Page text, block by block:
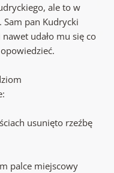
ale to w
pan Kudrycki
udało mu się co
usunięto rzeźbę
palce miejscowy